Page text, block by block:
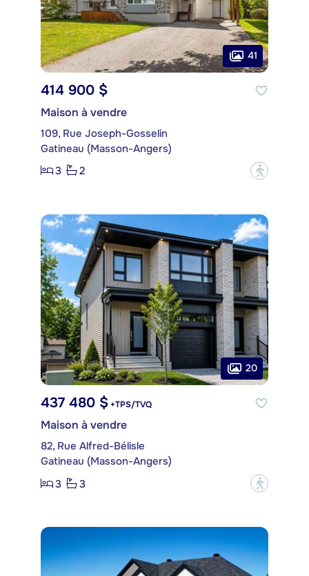
41
414 900 $
Maison à vendre
109, Rue Joseph-Gosselin
Gatineau (Masson-Angers)
3
2 ?
20
437 480 $ +TPS/TVQ
Maison à vendre
82, Rue Alfred-Bélisle
Gatineau (Masson-Angers)
3
3 ?